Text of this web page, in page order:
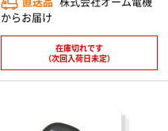
からお届け
在庫切れです
（次回入荷日未定）